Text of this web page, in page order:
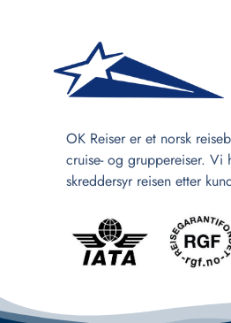
OK Reiser er et norsk
cruise- og gruppereiser.
skreddersyr reisen etter